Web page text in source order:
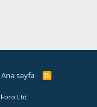
Ana sayfa
R
Ltd.